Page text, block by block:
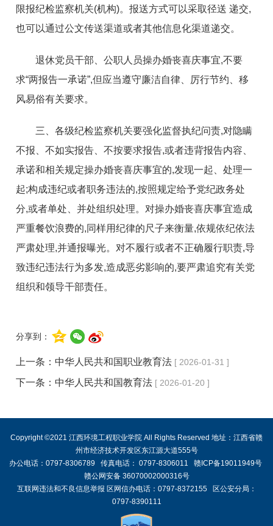
限报纪检监察机关(机构)。报送方式可以采取径送 递交,
也可以通过公文传送渠道或者其他信息化渠道递交。
退休党员干部、公职人员操办婚丧喜庆事宜,不要
求“两报告一承诺”,但应当遵守廉洁自律、厉行节约、移
风易俗有关要求。
三、各级纪检监察机关要强化监督执纪问责,对隐瞒
不报、不如实报告、不按要求报告,或者违背报告内容、
承诺和相关规定操办婚丧喜庆事宜的,发现一起、处理一
起;构成违纪或者职务违法的,按照规定给予党纪政务处
分,或者单处、并处组织处理。对操办婚丧喜庆事宜造成
严重餐饮浪费的,同样用纪律的尺子来衡量,依规依纪依法
严肃处理,并通报曝光。对不履行或者不正确履行职责,导
致违纪违法行为多发,造成恶劣影响的,要严肃追究有关党
组织和领导干部责任。
分享到：
上一条： 中华人民共和国职业教育法 [ 2026-01-31 ]
下一条： 中华人民共和国教育法 [ 2026-01-20 ]
Copyright ©2021 江西环境工程职业学院 All Rights Reserved 地址：江西省赣
州市经济技术开发区东江源大道555号
办公电话：0797-8306789 传真电话： 0797-8306011 赣ICP备19011949号
赣公网安备 36070002000316号
互联网违法和不良信息举报 区网信办电话：0797-8372155 区公安分局：
0797-8390111